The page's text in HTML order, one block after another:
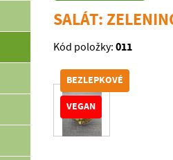
SALÁT:
Kód položky: 011
BEZLEPKOVÉ
VEGAN